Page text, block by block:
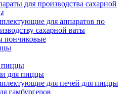
для производства сахарной
для аппаратов по
сахарной ваты
пончиковые
пиццы
для пиццы
для печей для пиццы
гамбургеров